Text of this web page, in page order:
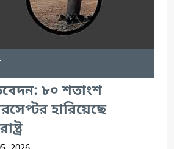
৮০ শতাংশ
হারিয়েছে